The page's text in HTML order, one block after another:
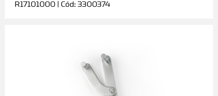
R17101000 | Cód: 3300374